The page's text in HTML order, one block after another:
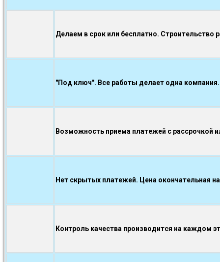
Делаем в срок или бесплатно. Строительство
"Под ключ". Все работы делает одна компания.
Возможность приема платежей с рассрочкой
Нет скрытых платежей. Цена окончательная
Контроль качества производится на каждом